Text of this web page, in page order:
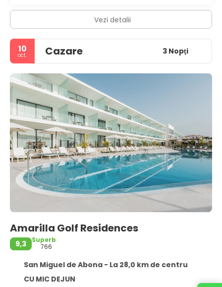
Vezi detalii
10
oct. Cazare 3 Nopţi
Amarilla Golf Residences
9,3
Superb
766
San Miguel de Abona - La 28,0 km de centru
CU MIC DEJUN